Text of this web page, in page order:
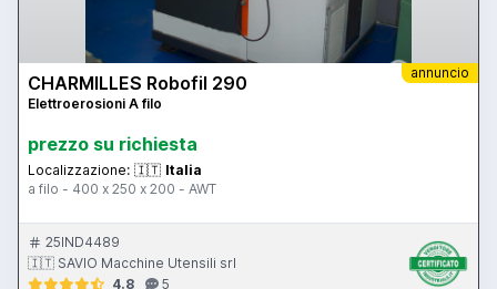
annuncio
CHARMILLES Robofil 290
Elettroerosioni A filo
prezzo su richiesta
Localizzazione: 🇮🇹 Italia
a filo - 400 x 250 x 200 - AWT
25IND4489
🇮🇹 SAVIO Macchine Utensili srl
4.8
5